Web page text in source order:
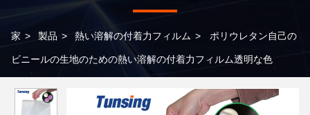
家 > 製品 > 熱い溶解の付着力フィルム > ポリウレタン自己の
ビニールの生地のための熱い溶解の付着力フィルム透明な色